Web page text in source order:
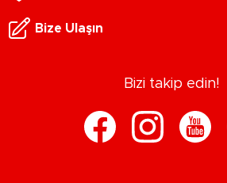
Bize Ulaşın
Bizi takip edin!